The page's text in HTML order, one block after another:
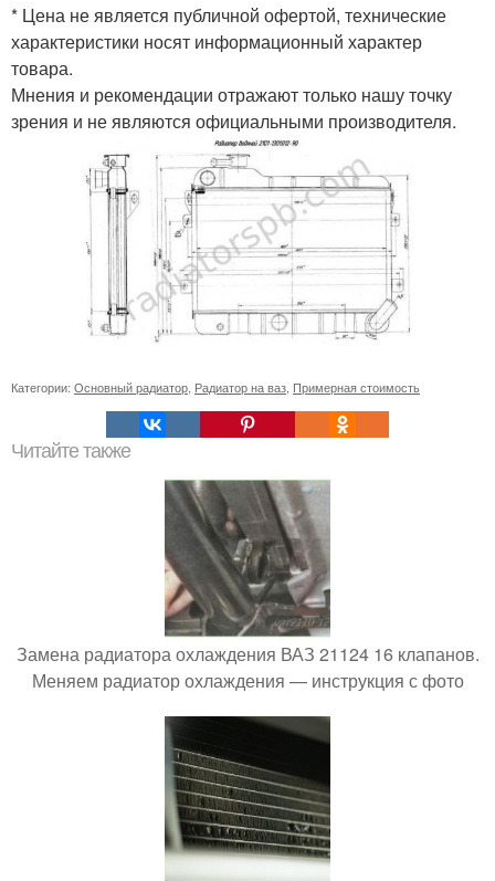
* Цена не является публичной офертой, технические
характеристики носят информационный характер
товара.
Мнения и рекомендации отражают только нашу точку
зрения и не являются официальными производителя.
Категории: Основный радиатор, Радиатор на ваз, Примерная стоимость
Читайте также
Замена радиатора охлаждения ВАЗ 21124 16 клапанов.
Меняем радиатор охлаждения — инструкция с фото